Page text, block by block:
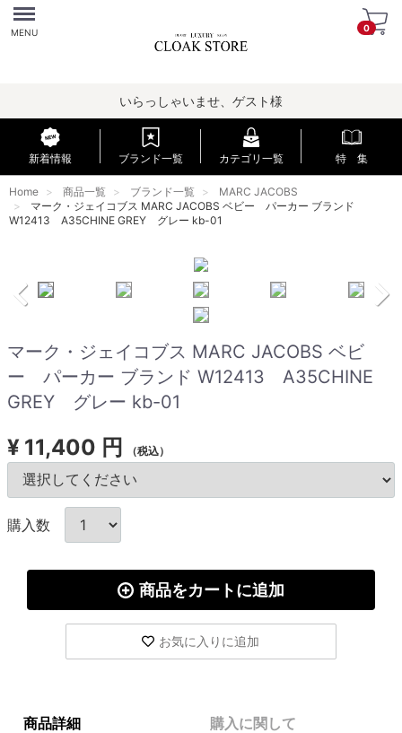
Menu
MENU 0
いらっしゃいませ、ゲスト様
新着情報 ブランド一覧 カテゴリ一覧 特 集
Home 商品一覧 ブランド一覧
MARC JACOBS
マーク・ジェイコブス MARC JACOBS ベビー パーカー ブランド
W12413 A35CHINE GREY グレー kb-01
マーク・ジェイコブス MARC JACOBS ベビ
ー パーカー ブランド W12413 A35CHINE
GREY グレー kb-01
¥ 11,400 円 （税込）
購入数
商品をカートに追加
お気に入りに追加
商品詳細 購入に関して